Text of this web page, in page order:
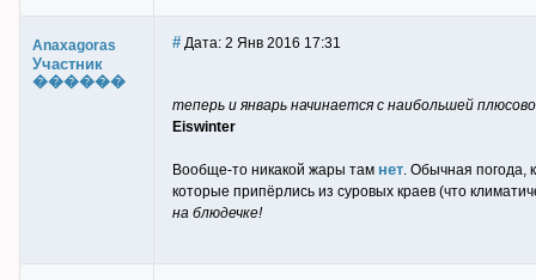
Anaxagoras
Участник
������
# Дата: 2 Янв 2016 17:31
теперь и январь начинается с наибольшей
Eiswinter
Вообще-то никакой жары там нет. Обычная погода,
которые припёрлись из суровых краев (что
на блюдечке!